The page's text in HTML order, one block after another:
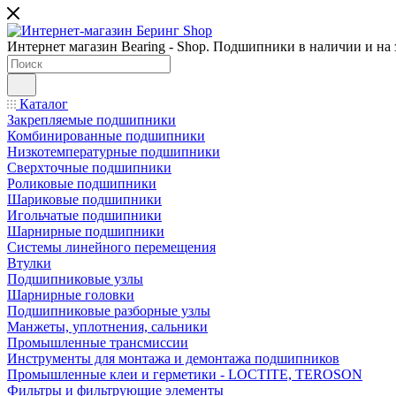
Интернет магазин Bearing - Shop. Подшипники в наличии и на
Каталог
Закрепляемые подшипники
Комбинированные подшипники
Низкотемпературные подшипники
Сверхточные подшипники
Роликовые подшипники
Шариковые подшипники
Игольчатые подшипники
Шарнирные подшипники
Системы линейного перемещения
Втулки
Подшипниковые узлы
Шарнирные головки
Подшипниковые разборные узлы
Манжеты, уплотнения, сальники
Промышленные трансмиссии
Инструменты для монтажа и демонтажа подшипников
Промышленные клеи и герметики - LOCTITE, TEROSON
Фильтры и фильтрующие элементы